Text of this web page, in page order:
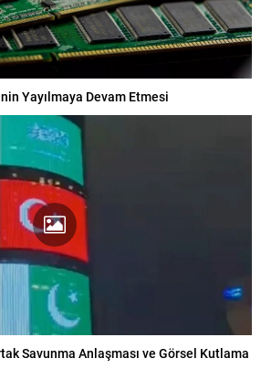
Yayılmaya Devam Etmesi
Savunma Anlaşması ve Görsel Kutlama